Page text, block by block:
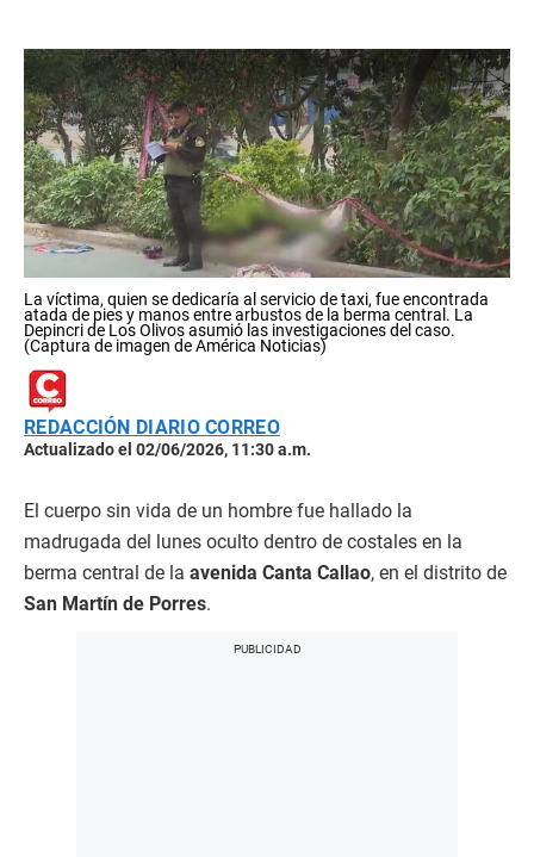
La víctima, quien se dedicaría al servicio de taxi, fue encontrada
atada de pies y manos entre arbustos de la berma central. La
Depincri de Los Olivos asumió las investigaciones del caso.
(Captura de imagen de América Noticias)
REDACCIÓN DIARIO CORREO
Actualizado el 02/06/2026, 11:30 a.m.
El cuerpo sin vida de un hombre fue hallado la
madrugada del lunes oculto dentro de costales en la
berma central de la avenida Canta Callao, en el distrito de
San Martín de Porres.